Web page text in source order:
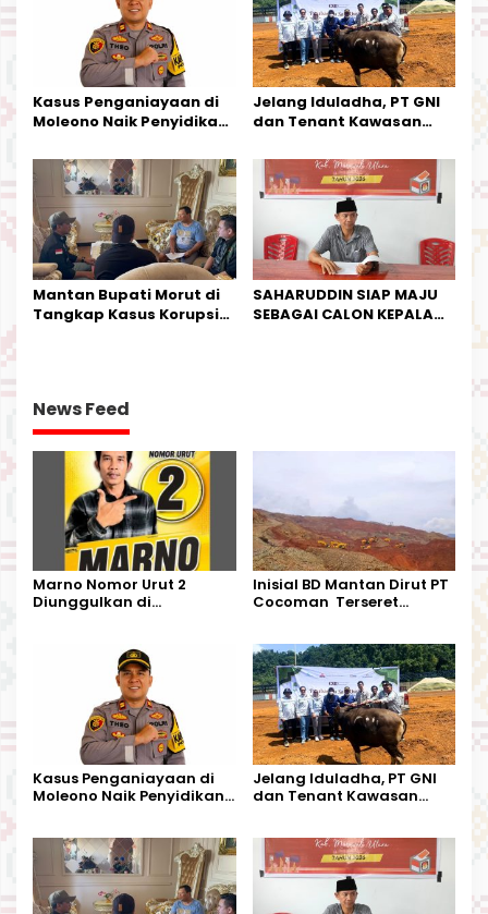
Kasus Penganiayaan di
Moleono Naik Penyidikan,
Kesempatan Terakhir
Jelang Iduladha, PT GNI
dan Tenant Kawasan
Kurban
Mantan Bupati Morut di
Tangkap Kasus Korupsi
SAHARUDDIN SIAP MAJU
SEBAGAI CALON KEPALA
News Feed
Marno Nomor Urut 2
Diunggulkan di
Harapan Warga
Inisial BD Mantan Dirut PT
Cocoman Terseret
Kalimantan Barat
Kasus Penganiayaan di
Moleono Naik Penyidikan,
Jelang Iduladha, PT GNI
dan Tenant Kawasan